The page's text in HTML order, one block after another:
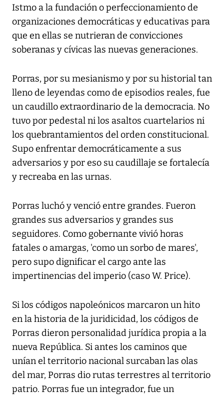
Istmo a la fundación o perfeccionamiento de
organizaciones democráticas y educativas para
que en ellas se nutrieran de convicciones
soberanas y cívicas las nuevas generaciones.
Porras, por su mesianismo y por su historial tan
lleno de leyendas como de episodios reales, fue
un caudillo extraordinario de la democracia. No
tuvo por pedestal ni los asaltos cuartelarios ni
los quebrantamientos del orden constitucional.
Supo enfrentar democráticamente a sus
adversarios y por eso su caudillaje se fortalecía
y recreaba en las urnas.
Porras luchó y venció entre grandes. Fueron
grandes sus adversarios y grandes sus
seguidores. Como gobernante vivió horas
fatales o amargas, 'como un sorbo de mares',
pero supo dignificar el cargo ante las
impertinencias del imperio (caso W. Price).
Si los códigos napoleónicos marcaron un hito
en la historia de la juridicidad, los códigos de
Porras dieron personalidad jurídica propia a la
nueva República. Si antes los caminos que
unían el territorio nacional surcaban las olas
del mar, Porras dio rutas terrestres al territorio
patrio. Porras fue un integrador, fue un